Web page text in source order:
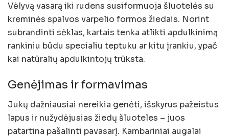
Vėlyvą vasarą iki rudens susiformuoja šluotelės su
kreminės spalvos varpelio formos žiedais. Norint
subrandinti sėklas, kartais tenka atlikti apdulkinimą
rankiniu būdu specialiu teptuku ar kitu įrankiu, ypač
kai natūralių apdulkintojų trūksta.
Genėjimas ir formavimas
Jukų dažniausiai nereikia genėti, išskyrus pažeistus
lapus ir nužydėjusias žiedų šluoteles – juos
patartina pašalinti pavasarį. Kambariniai augalai